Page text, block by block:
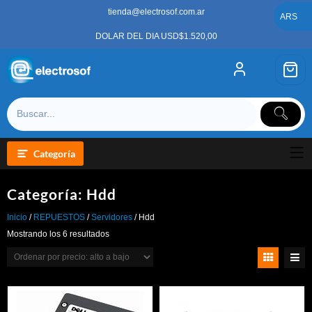
tienda@electrosof.com.ar
DOLAR DEL DIA USD$1.520,00
Categoría
Categoría: Hdd
Inicio / REPUESTOS /Servidores / Hdd
Mostrando los 6 resultadosOrdenado
precio:
alto
ARS